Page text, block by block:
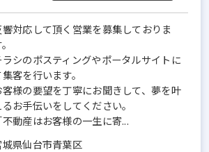
響対応して頂く営業を募集しておりま
ラシのポスティングやポータルサイトに
客を行います。
客様の要望を丁寧にお聞きして、夢を叶
るお手伝いをしてください。
不動産はお客様の一生に寄...
城県仙台市青葉区